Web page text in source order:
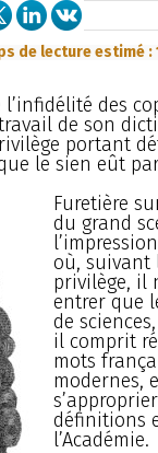
de lecture estimé :
des
de son
portant
le sien eût
Furetière
du grand
où, suivant
privilège, il
entrer que
de
il comprit
mots
modernes,
définitions
l’Académie.